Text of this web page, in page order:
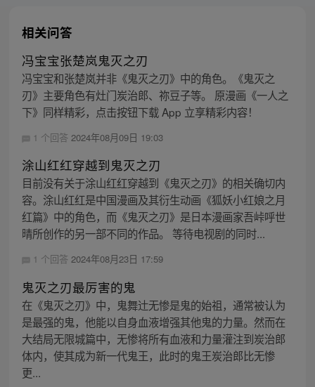
相关问答
冯宝宝张楚岚鬼灭之刃
冯宝宝和张楚岚并非《鬼灭之刃》中的角色。《鬼灭之
刃》主要角色有灶门炭治郎、祢豆子等。 原漫画《一人之
下》同样精彩，点击按钮下载 App 立享精彩内容！
1 个回答 2024年08月09日 19:03
涂山红红穿越到鬼灭之刃
目前没有关于涂山红红穿越到《鬼灭之刃》的相关确切内
容。涂山红红是中国漫画及其衍生动画《狐妖小红娘之月
红篇》中的角色，而《鬼灭之刃》是日本漫画家吾峠呼世
晴所创作的另一部不同的作品。 等待电视剧的同时...
1 个回答 2024年08月23日 17:59
鬼灭之刃最厉害的鬼
在《鬼灭之刃》中，鬼舞辻无惨是鬼的始祖，通常被认为
是最强的鬼，他能以自身血液增强其他鬼的力量。然而在
大结局无限城篇中，无惨将所有血液和力量灌注到炭治郎
体内，使其成为新一代鬼王，此时的鬼王炭治郎比无惨
更...